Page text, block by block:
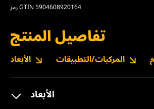
رمز GTIN 5904608920164
تفاصيل المنتج
الأبعاد المركبات/التطبيقات
الأبعاد